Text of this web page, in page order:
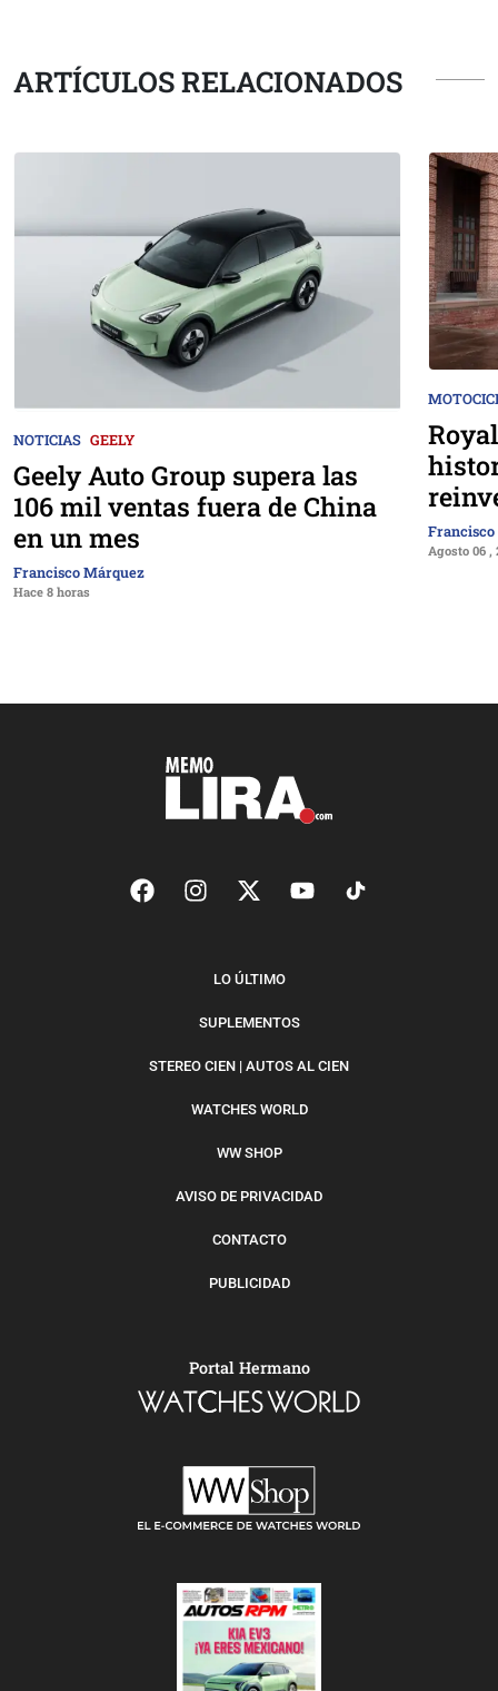
ARTÍCULOS RELACIONADOS
NOTICIAS GEELY
Geely Auto Group supera las
106 mil ventas fuera de China
en un mes
Francisco Márquez
Hace 8 horas
Agosto 06 ,
LO ÚLTIMO
SUPLEMENTOS
STEREO CIEN | AUTOS AL CIEN
WATCHES WORLD
WW SHOP
AVISO DE PRIVACIDAD
CONTACTO
PUBLICIDAD
Portal Hermano